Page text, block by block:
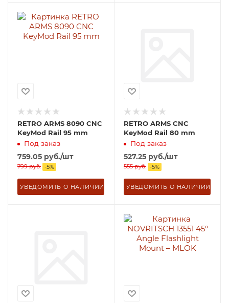
RETRO ARMS 8090 CNC
KeyMod Rail 95 mm
Под заказ
759.05 руб./шт
799руб. -5%
УВЕДОМИТЬ О НАЛИЧИИ
RETRO ARMS CNC
KeyMod Rail 80 mm
Под заказ
527.25 руб./шт
555руб. -5%
УВЕДОМИТЬ О НАЛИЧИИ